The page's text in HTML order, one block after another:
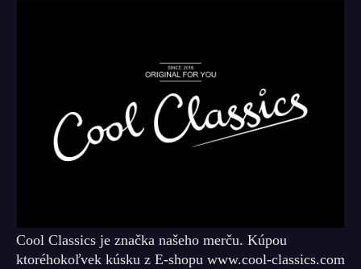
Cool Classics je značka našeho merču. Kúpou
ktoréhokoľvek kúsku z E-shopu www.cool-classics.com